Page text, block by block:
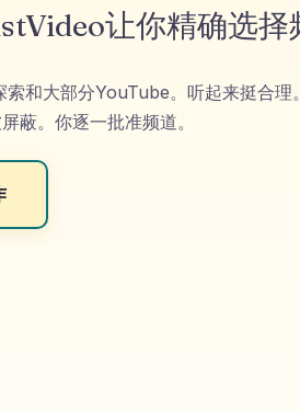
让你精确选择
和大部分YouTube。听起来挺合
蔽。你逐一批准频道。